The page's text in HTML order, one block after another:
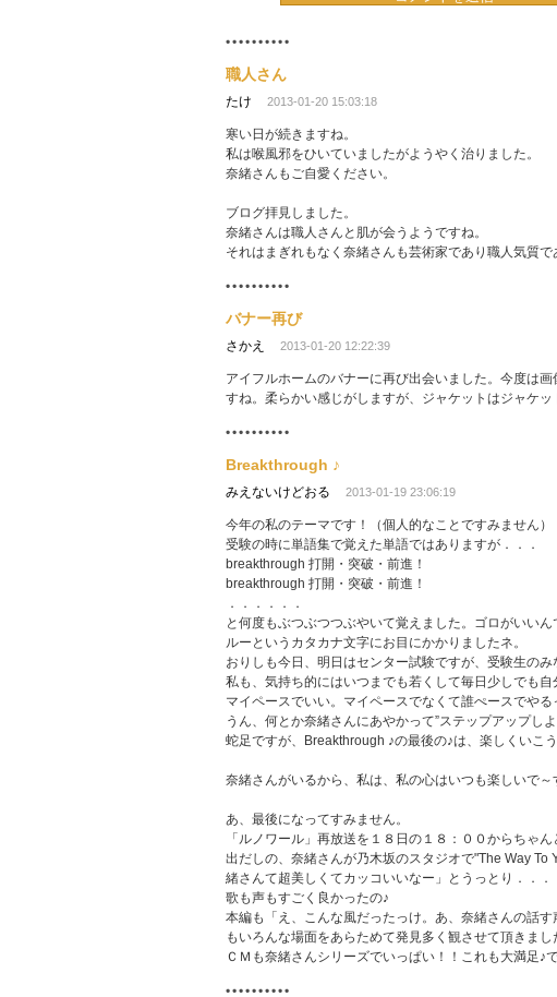
職人さん
たけ 2013-01-20 15:03:18
寒い日が続きますね。
私は喉風邪をひいていましたがようやく治りました。
奈緒さんもご自愛ください。
ブログ拝見しました。
奈緒さんは職人さんと肌が会うようですね。
それはまぎれもなく奈緒さんも芸術家であり職人気質で
バナー再び
さかえ 2013-01-20 12:22:39
アイフルホームのバナーに再び出会いました。今度は
すね。柔らかい感じがしますが、ジャケットはジャケッ
Breakthrough ♪
みえないけどおる 2013-01-19 23:06:19
今年の私のテーマです！（個人的なことですみません）
受験の時に単語集で覚えた単語ではありますが．．．
breakthrough 打開・突破・前進！
breakthrough 打開・突破・前進！
．．．．．．
と何度もぶつぶつつぶやいて覚えました。ゴロがいい
ルーというカタカナ文字にお目にかかりましたネ。
おりしも今日、明日はセンター試験ですが、受験生の
私も、気持ち的にはいつまでも若くして毎日少しでも
マイペースでいい。マイペースでなくて誰ぺースでやる
うん、何とか奈緒さんにあやかって”ステップアップし
蛇足ですが、Breakthrough ♪の最後の♪は、楽しくいこ
奈緒さんがいるから、私は、私の心はいつも楽しいで～
あ、最後になってすみません。
「ルノワール」再放送を１８日の１８：００からちゃ
出だしの、奈緒さんが乃木坂のスタジオで"The Way
緒さんて超美しくてカッコいいなー」とうっとり．．．
歌も声もすごく良かったの♪
本編も「え、こんな風だったっけ。あ、奈緒さんの話
もいろんな場面をあらためて発見多く観させて頂きま
ＣＭも奈緒さんシリーズでいっぱい！！これも大満足♪で